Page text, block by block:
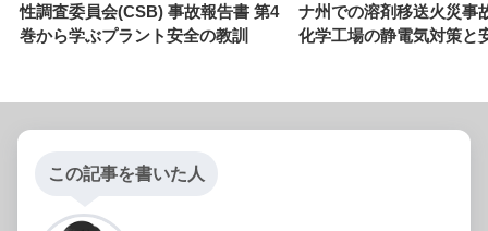
性調査委員会(CSB) 事故報告書 第4
巻から学ぶプラント安全の教訓
ナ州での溶剤移送火災事
化学工場の静電気対策と
この記事を書いた人